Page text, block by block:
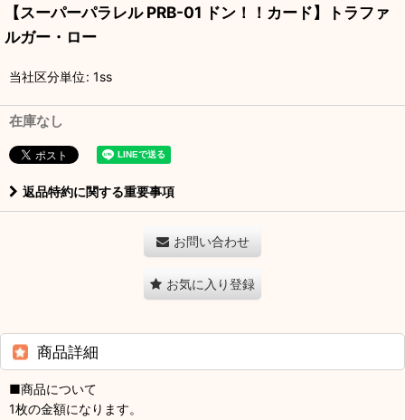
【スーパーパラレル PRB-01 ドン！！カード】トラファ
ルガー・ロー
当社区分単位: 1ss
在庫なし
返品特約に関する重要事項
お問い合わせ
お気に入り登録
商品詳細
■商品について
1枚の金額になります。